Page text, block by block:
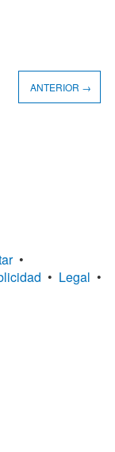
ANTERIOR →
•
• Legal •